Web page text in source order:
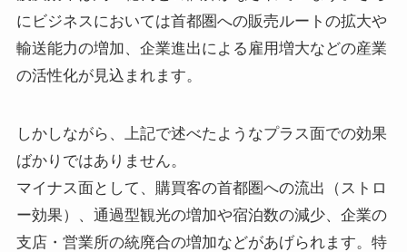
にビジネスにおいては首都圏への販売ルートの拡大や
輸送能力の増加、企業進出による雇用増大などの産業
の活性化が見込まれます。
しかしながら、上記で述べたようなプラス面での効果
ばかりではありません。
マイナス面として、購買客の首都圏への流出（ストロ
ー効果）、通過型観光の増加や宿泊数の減少、企業の
支店・営業所の統廃合の増加などがあげられます。特